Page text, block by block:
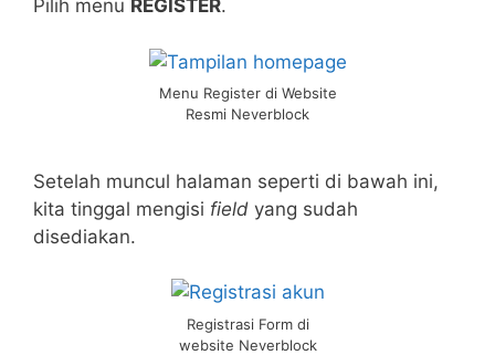
Pilih menu REGISTER.
Menu Register di Website
Resmi Neverblock
Setelah muncul halaman seperti di bawah ini,
kita tinggal mengisi field yang sudah
disediakan.
Registrasi Form di
website Neverblock